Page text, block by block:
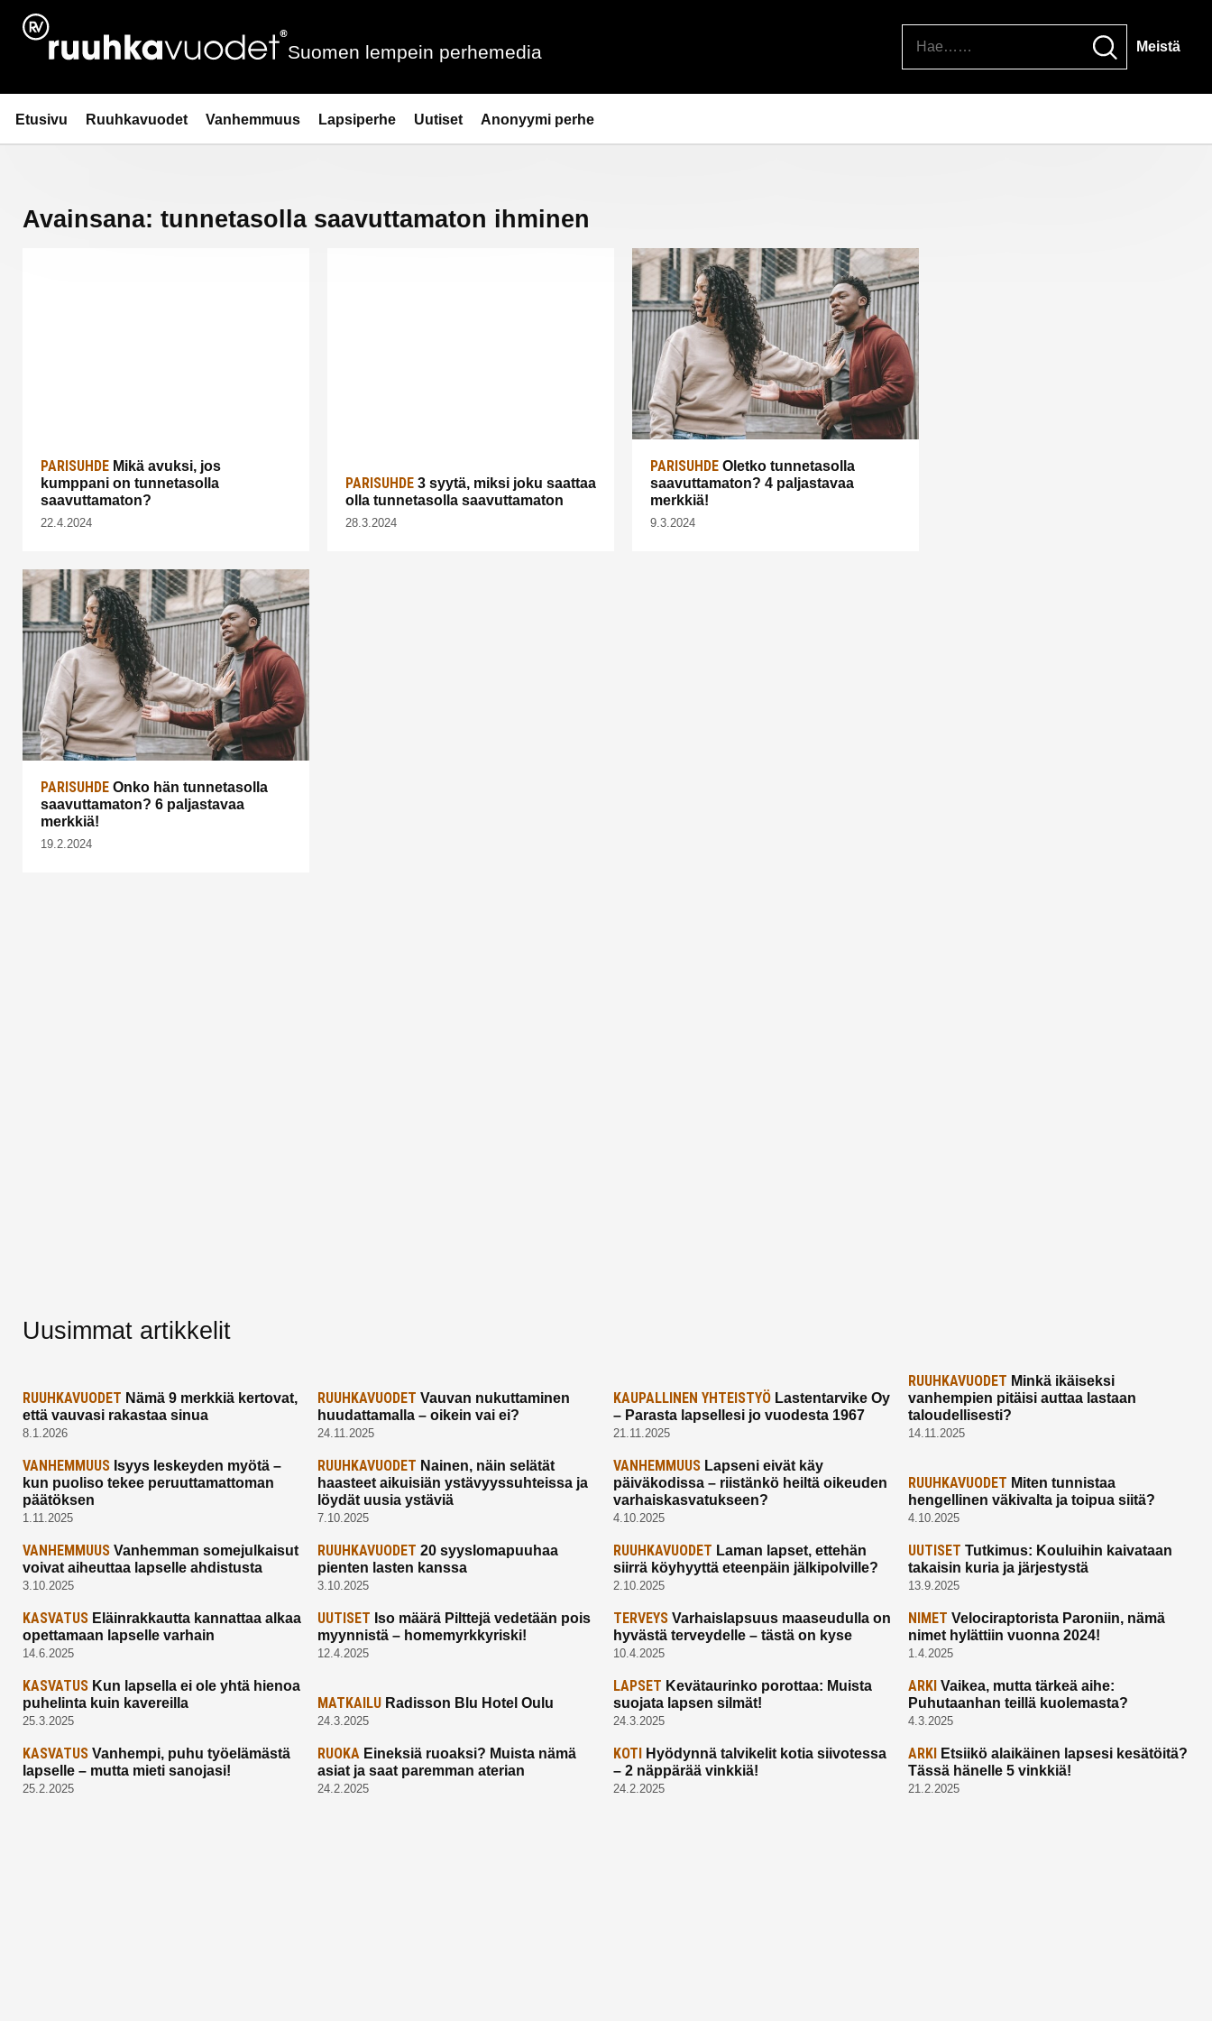
Siirry
sisältöön
Ruuhkavuodet.fi
Suomen lempein perhemedia Meistä
Etusivu Ruuhkavuodet Vanhemmuus Lapsiperhe Uutiset Anonyymi perhe
Avainsana: tunnetasolla saavuttamaton ihminen
PARISUHDE Mikä avuksi, jos
kumppani on tunnetasolla
saavuttamaton?
22.4.2024
PARISUHDE 3 syytä, miksi joku saattaa
olla tunnetasolla saavuttamaton
28.3.2024
PARISUHDE Oletko tunnetasolla
saavuttamaton? 4 paljastavaa
merkkiä!
9.3.2024
PARISUHDE Onko hän tunnetasolla
saavuttamaton? 6 paljastavaa
merkkiä!
19.2.2024
Uusimmat artikkelit
RUUHKAVUODET Nämä 9 merkkiä kertovat,
että vauvasi rakastaa sinua
8.1.2026
RUUHKAVUODET Vauvan nukuttaminen
huudattamalla – oikein vai ei?
24.11.2025
KAUPALLINEN YHTEISTYÖLastentarvike Oy
– Parasta lapsellesi jo vuodesta 1967
21.11.2025
RUUHKAVUODET Minkä ikäiseksi
vanhempien pitäisi auttaa lastaan
taloudellisesti?
14.11.2025
VANHEMMUUS Isyys leskeyden myötä –
kun puoliso tekee peruuttamattoman
päätöksen
1.11.2025
RUUHKAVUODET Nainen, näin selätät
haasteet aikuisiän ystävyyssuhteissa ja
löydät uusia ystäviä
7.10.2025
VANHEMMUUSLapseni eivät käy
päiväkodissa – riistänkö heiltä oikeuden
varhaiskasvatukseen?
4.10.2025
RUUHKAVUODET Miten tunnistaa
hengellinen väkivalta ja toipua siitä?
4.10.2025
VANHEMMUUS Vanhemman somejulkaisut
voivat aiheuttaa lapselle ahdistusta
3.10.2025
RUUHKAVUODET 20 syyslomapuuhaa
pienten lasten kanssa
3.10.2025
RUUHKAVUODET Laman lapset, ettehän
siirrä köyhyyttä eteenpäin jälkipolville?
2.10.2025
UUTISET Tutkimus: Kouluihin kaivataan
takaisin kuria ja järjestystä
13.9.2025
KASVATUS Eläinrakkautta kannattaa alkaa
opettamaan lapselle varhain
14.6.2025
UUTISET Iso määrä Pilttejä vedetään pois
myynnistä – homemyrkkyriski!
12.4.2025
TERVEYSVarhaislapsuus maaseudulla on
hyvästä terveydelle – tästä on kyse
10.4.2025
NIMET Velociraptorista Paroniin, nämä
nimet hylättiin vuonna 2024!
1.4.2025
KASVATUS Kun lapsella ei ole yhtä hienoa
puhelinta kuin kavereilla
25.3.2025
MATKAILU Radisson Blu Hotel Oulu
24.3.2025
LAPSET Kevätaurinko porottaa: Muista
suojata lapsen silmät!
24.3.2025
ARKI Vaikea, mutta tärkeä aihe:
Puhutaanhan teillä kuolemasta?
4.3.2025
KASVATUS Vanhempi, puhu työelämästä
lapselle – mutta mieti sanojasi!
25.2.2025
RUOKA Eineksiä ruoaksi? Muista nämä
asiat ja saat paremman aterian
24.2.2025
KOTI Hyödynnä talvikelit kotia siivotessa
– 2 näppärää vinkkiä!
24.2.2025
ARKI Etsiikö alaikäinen lapsesi kesätöitä?
Tässä hänelle 5 vinkkiä!
21.2.2025